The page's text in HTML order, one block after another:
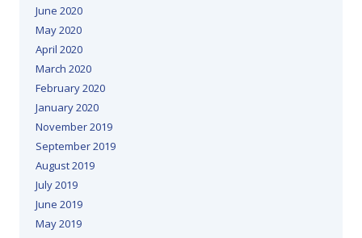
June 2020
May 2020
April 2020
March 2020
February 2020
January 2020
November 2019
September 2019
August 2019
July 2019
June 2019
May 2019